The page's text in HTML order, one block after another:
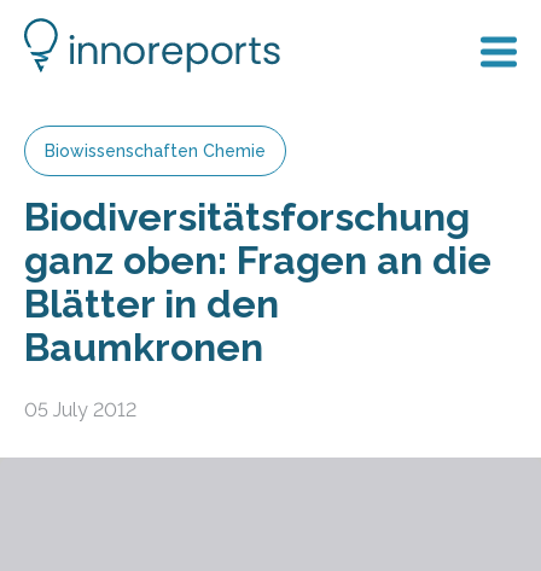
Biowissenschaften Chemie
Biodiversitätsforschung
ganz oben: Fragen an die
Blätter in den
Baumkronen
05 July 2012